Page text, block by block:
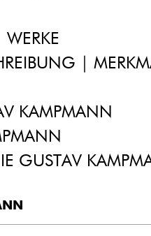
|
KAMPMANN
GUSTAV